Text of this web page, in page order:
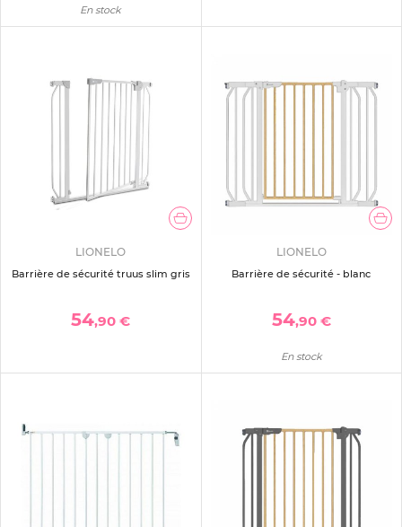
En stock
LIONELO
Barrière de sécurité truus slim gris
54,90 €
LIONELO
Barrière de sécurité - blanc
54,90 €
En stock